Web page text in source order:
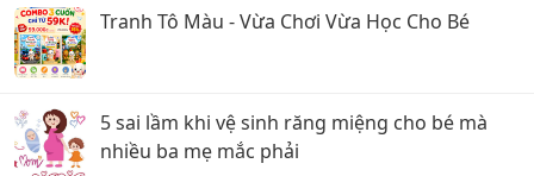
Tranh Tô Màu - Vừa Chơi Vừa Học Cho Bé
5 sai lầm khi vệ sinh răng miệng cho bé mà
nhiều ba mẹ mắc phải